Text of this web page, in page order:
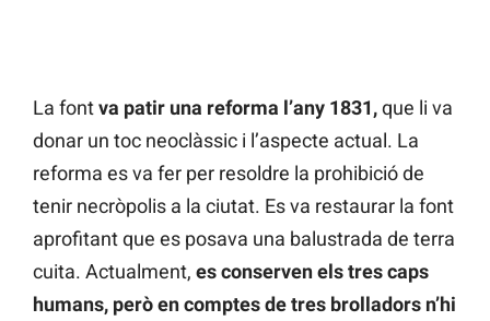
La fontva patir una reforma l’any 1831,que li va
donar un toc neoclàssic i l’aspecte actual. La
reforma es va fer per resoldre la prohibició de
tenir necròpolis a la ciutat. Es va restaurar la font
aprofitant que es posava una balustrada de terra
cuita. Actualment, es conserven els tres caps
humans, però en comptes de tres brolladors n’hi